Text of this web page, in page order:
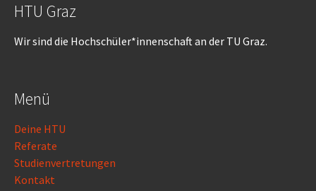
HTU Graz
Wir sind die Hochschüler*innenschaft an der TU Graz.
Menü
Deine HTU
Referate
Studienvertretungen
Kontakt